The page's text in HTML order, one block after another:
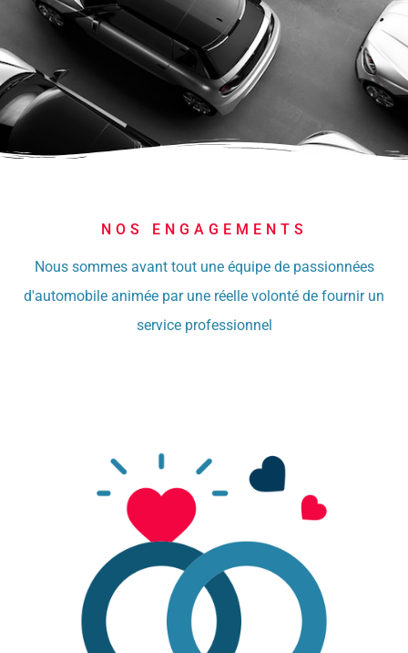
NOS ENGAGEMENTS
Nous sommes avant tout une équipe de passionnées
d'automobile animée par une réelle volonté de fournir un
service professionnel